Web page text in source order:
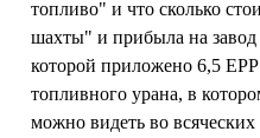
топливо" и что сколько
шахты" и прибыла на
которой приложено 6,5
топливного урана, в
можно видеть во